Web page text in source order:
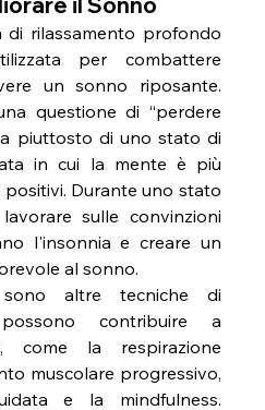
di rilassamento profondo
per combattere
un sonno riposante.
questione di “perdere
piuttosto di uno stato di
in cui la mente è più
Durante uno stato
sulle convinzioni
l'insonnia e creare un
al sonno.
altre tecniche di
contribuire a
come la respirazione
muscolare progressivo,
e la mindfulness.